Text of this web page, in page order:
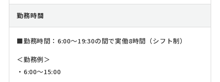
勤務時間
■勤務時間：6:00～19:30の間で実働8時間（シフト制）
＜勤務例＞
・6:00～15:00